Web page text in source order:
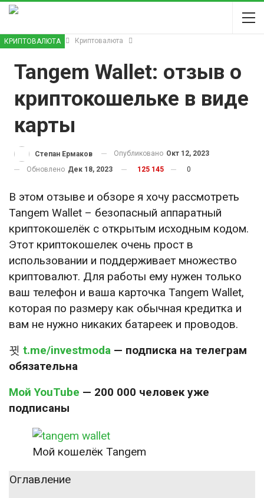
INVEST MODA Криптовалюта
КРИПТОВАЛЮТА
Tangem Wallet: отзыв о
криптокошельке в виде
карты
Степан Ермаков Опубликовано Окт 12, 2023
Обновлено Дек 18, 2023 125 145 0
В этом отзыве и обзоре я хочу рассмотреть
Tangem Wallet – безопасный аппаратный
криптокошелёк с открытым исходным кодом.
Этот криптокошелек очень прост в
использовании и поддерживает множество
криптовалют. Для работы ему нужен только
ваш телефон и ваша карточка Tangem Wallet,
которая по размеру как обычная кредитка и
вам не нужно никаких батареек и проводов.
t.me/investmoda — подписка на телеграм
обязательна
Мой YouTube — 200 000 человек уже
подписаны
Мой кошелёк Tangem
Оглавление